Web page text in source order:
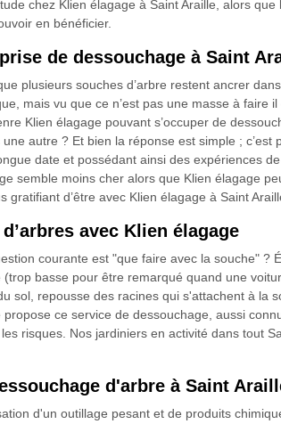
chez Klien élagage à Saint Araille, alors que
en bénéficier.
de dessouchage à Saint
plusieurs souches d’arbre restent ancrer
mais vu que ce n’est pas une masse à faire
Klien élagage pouvant s’occuper de
autre ? Et bien la réponse est simple ; c’est
date et possédant ainsi des expériences
semble moins cher alors que Klien élagage
gratifiant d’être avec Klien élagage à Saint
avec Klien élagage
courante est "que faire avec la souche" ?
basse pour être remarqué quand une
sol, repousse des racines qui s'attachent à la
ce service de dessouchage, aussi
risques. Nos jardiniers en activité dans tout
d'arbre à Saint
d'un outillage pesant et de produits